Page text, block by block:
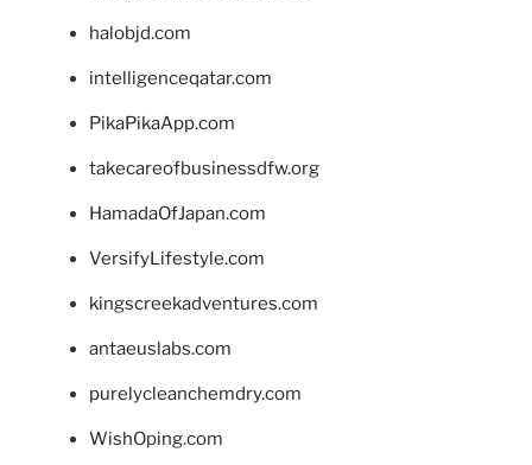
halobjd.com
intelligenceqatar.com
PikaPikaApp.com
takecareofbusinessdfw.org
HamadaOfJapan.com
VersifyLifestyle.com
kingscreekadventures.com
antaeuslabs.com
purelycleanchemdry.com
WishOping.com